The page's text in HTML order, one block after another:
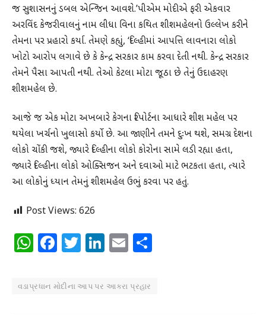
જ સુશાસનનું ડબલ એન્જિન આવશે.’પીએમ મોદીએ ફરી એકવાર
અરવિંદ કેજરીવાલનું નામ લીધા વિના કથિત શીશમહેલનો ઉલ્લેખ કરીને
તેમના પર પ્રહારો કર્યા. તેમણે કહ્યું, ‘દિલ્હીમાં આપત્તિ લાવનારા લોકો
ખોટો આરોપ લગાવે છે કે કેન્દ્ર સરકાર કામ કરવા દેતી નથી. કેન્દ્ર સરકાર
તેમને પૈસા આપતી નથી. તેઓ કેટલા મોટા જૂઠા છે તેનું ઉદાહરણ
શીશમહેલ છે.
આજે જ એક મોટા અખબારે કેગના રિપોર્ટના આધારે શીશ મહેલ પર
થયેલા ખર્ચનો ખુલાસો કર્યો છે. આ જાણીને તમને દુઃખ થશે, સમગ્ર દેશના
લોકો ચોંકી જશે, જ્યારે દિલ્હીના લોકો કોરોના સામે લડી રહ્યા હતા,
જ્યારે દિલ્હીના લોકો ઓક્સિજન અને દવાઓ માટે ભટકતા હતા, ત્યારે
આ લોકોનું ધ્યાન તેમનું શીશમહેલ ઉભું કરવા પર હતું.
Post Views: 626
WhatsApp
Facebook
Twitter
LinkedIn
Email
વડાપ્રધાન મોદીના આપ પર આકરા પ્રહાર